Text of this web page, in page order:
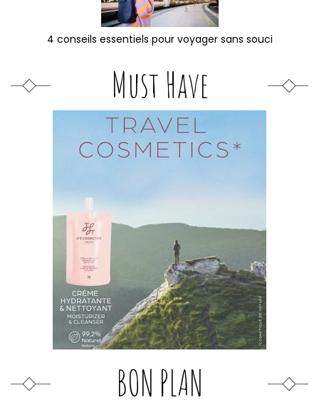
4 conseils essentiels pour voyager sans souci
Must Have
BON PLAN